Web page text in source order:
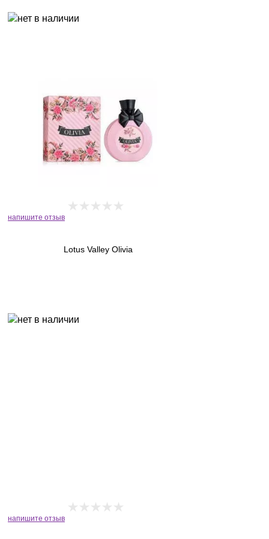
напишите отзыв
Lotus Valley Olivia
напишите отзыв